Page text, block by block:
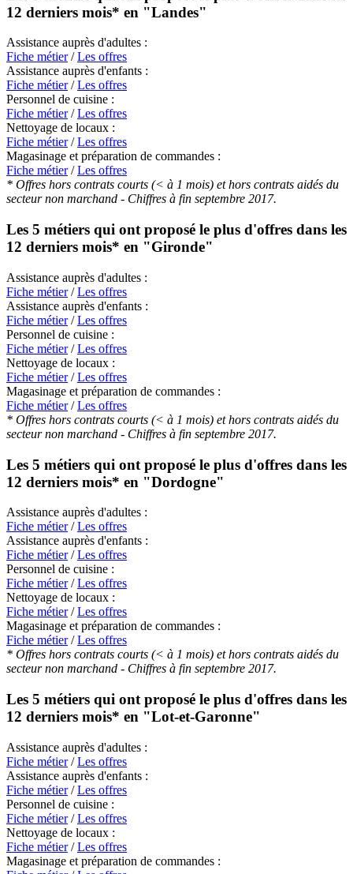
12 derniers mois* en "Landes"
Assistance auprès d'adultes :
Fiche métier/Les offres
Assistance auprès d'enfants :
Fiche métier/Les offres
Personnel de cuisine :
Fiche métier/Les offres
Nettoyage de locaux :
Fiche métier/Les offres
Magasinage et préparation de commandes :
Fiche métier/Les offres
* Offres hors contrats courts (< à 1 mois) et hors contrats aidés du
secteur non marchand - Chiffres à fin septembre 2017.
Les 5 métiers qui ont proposé le plus d'offres dans les
12 derniers mois* en "Gironde"
Assistance auprès d'adultes :
Fiche métier/Les offres
Assistance auprès d'enfants :
Fiche métier/Les offres
Personnel de cuisine :
Fiche métier/Les offres
Nettoyage de locaux :
Fiche métier/Les offres
Magasinage et préparation de commandes :
Fiche métier/Les offres
* Offres hors contrats courts (< à 1 mois) et hors contrats aidés du
secteur non marchand - Chiffres à fin septembre 2017.
Les 5 métiers qui ont proposé le plus d'offres dans les
12 derniers mois* en "Dordogne"
Assistance auprès d'adultes :
Fiche métier/Les offres
Assistance auprès d'enfants :
Fiche métier/Les offres
Personnel de cuisine :
Fiche métier/Les offres
Nettoyage de locaux :
Fiche métier/Les offres
Magasinage et préparation de commandes :
Fiche métier/Les offres
* Offres hors contrats courts (< à 1 mois) et hors contrats aidés du
secteur non marchand - Chiffres à fin septembre 2017.
Les 5 métiers qui ont proposé le plus d'offres dans les
12 derniers mois* en "Lot-et-Garonne"
Assistance auprès d'adultes :
Fiche métier/Les offres
Assistance auprès d'enfants :
Fiche métier/Les offres
Personnel de cuisine :
Fiche métier/Les offres
Nettoyage de locaux :
Fiche métier/Les offres
Magasinage et préparation de commandes :